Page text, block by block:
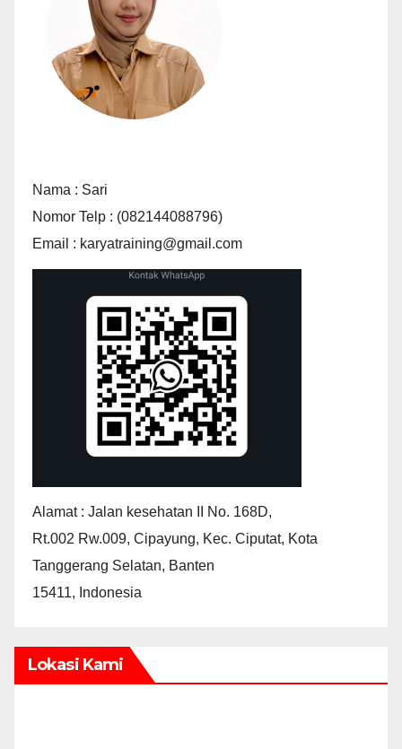
Nama : Sari
Nomor Telp : (082144088796)
Email : karyatraining@gmail.com
Alamat : Jalan kesehatan II No. 168D,
Rt.002 Rw.009, Cipayung, Kec. Ciputat, Kota
Tanggerang Selatan, Banten
15411, Indonesia
Lokasi Kami